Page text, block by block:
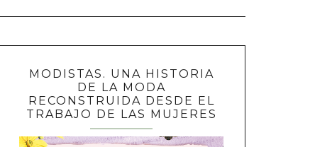
MODISTAS. UNA HISTORIA
DE LA MODA
RECONSTRUIDA DESDE EL
TRABAJO DE LAS MUJERES